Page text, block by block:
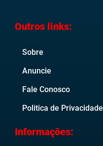
Outros links:
Sobre
Anuncie
Fale Conosco
Politica de Privacidade
Informações: